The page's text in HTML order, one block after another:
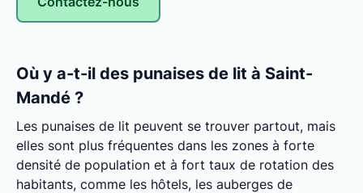
Où y a-t-il des punaises de lit à Saint-
Mandé ?
Les punaises de lit peuvent se trouver partout, mais
elles sont plus fréquentes dans les zones à forte
densité de population et à fort taux de rotation des
habitants, comme les hôtels, les auberges de